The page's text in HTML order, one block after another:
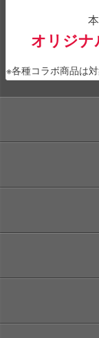
オリジナ
※各種コラボ商品は対